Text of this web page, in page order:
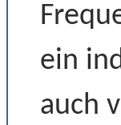
ein
auch